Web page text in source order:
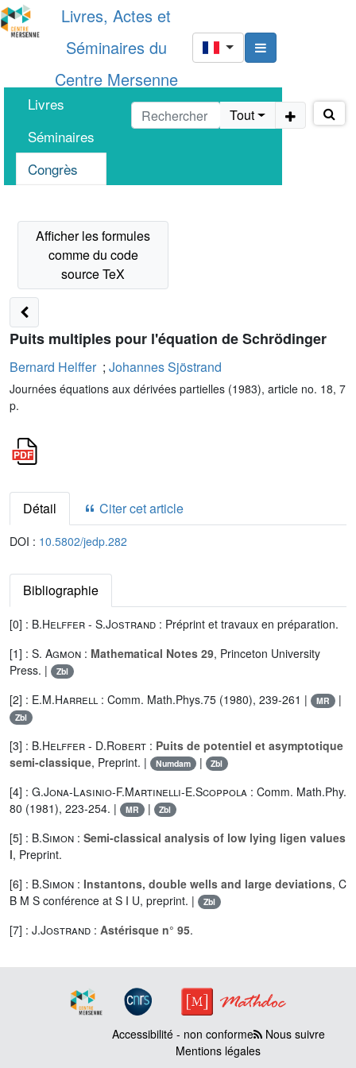
Livres, Actes et
Séminaires du
Centre Mersenne
Livres
Séminaires
Congrès
Tout
Puits multiples pour l'équation de Schrödinger
Bernard Helffer; Johannes Sjöstrand
Journées équations aux dérivées partielles (1983), article no. 18, 7
p.
Détail Citer cet article
DOI : 10.5802/jedp.282
Bibliographie
[0] : B.Helffer - S.Jostrand : Préprint et travaux en préparation.
[1] : S. Agmon : Mathematical Notes 29, Princeton University
Press. |
Zbl
[2] : E.M.Harrell: Comm. Math.Phys.75 (1980), 239-261 | MR |
Zbl
[3] : B.Helffer - D.Robert : Puits de potentiel et asymptotique
semi-classique, Preprint. | Numdam | Zbl
[4] : G.Jona-Lasinio-F.Martinelli-E.Scoppola : Comm. Math.Phy.
80 (1981), 223-254. |
MR | Zbl
[5] : B.Simon : Semi-classical analysis of low lying ligen values
I, Preprint.
[6] : B.Simon : Instantons, double wells and large deviations, C
B M S conférence at S I U, preprint. |
Zbl
[7] : J.Jostrand : Astérisque n° 95.
Accessibilité - non conforme Nous suivre
Mentions légales